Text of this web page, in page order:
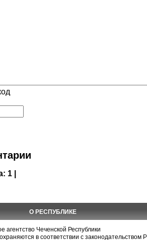
1 |
О РЕСПУБЛИКЕ
Чеченской Республики
в соответствии с законодательством